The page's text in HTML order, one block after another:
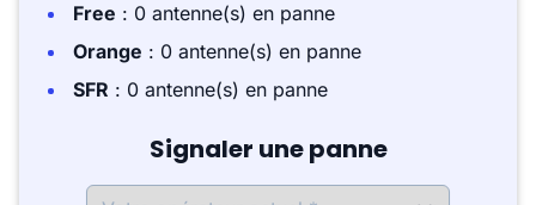
Free : 0 antenne(s) en panne
Orange : 0 antenne(s) en panne
SFR : 0 antenne(s) en panne
Signaler une panne